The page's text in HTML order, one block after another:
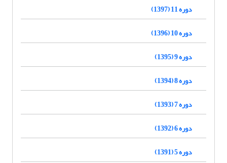
دوره 11 (1397)
دوره 10 (1396)
دوره 9 (1395)
دوره 8 (1394)
دوره 7 (1393)
دوره 6 (1392)
دوره 5 (1391)